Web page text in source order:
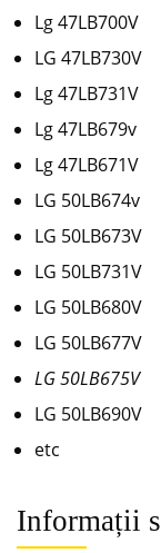
Lg 47LB700V
LG 47LB730V
Lg 47LB731V
Lg 47LB679v
Lg 47LB671V
LG 50LB674v
LG 50LB673V
LG 50LB731V
LG 50LB680V
LG 50LB677V
LG 50LB675V
LG 50LB690V
etc
Informații